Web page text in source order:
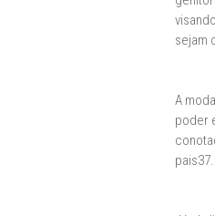
sejam
A
poder
pais37.